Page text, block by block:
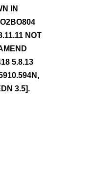
IN
NOT
5.8.13
3.5].